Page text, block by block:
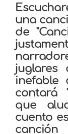
una
de
juglares
inefable
contará
que
cuento